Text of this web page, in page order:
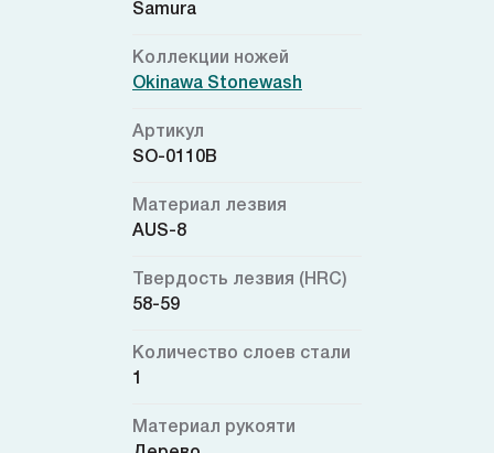
Samura
Коллекции ножей
Okinawa Stonewash
Артикул
SO-0110B
Материал лезвия
AUS-8
Твердость лезвия (HRC)
58-59
Количество слоев стали
1
Материал рукояти